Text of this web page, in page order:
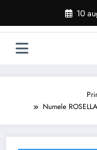
conținut
10
Numele